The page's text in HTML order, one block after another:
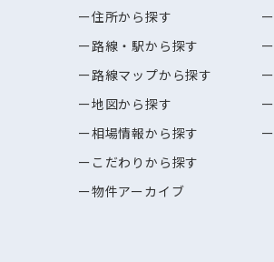
住所から探す
路線・駅から探す
路線マップから探す
地図から探す
相場情報から探す
こだわりから探す
物件アーカイブ